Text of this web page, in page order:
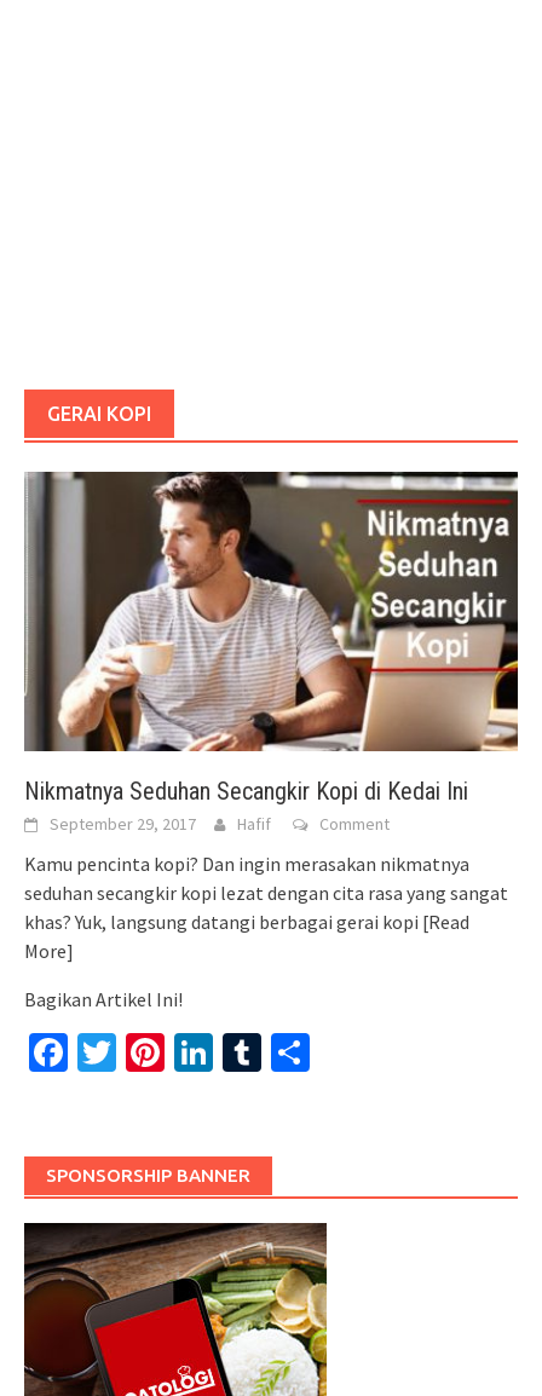
GERAI KOPI
Nikmatnya Seduhan Secangkir Kopi di Kedai Ini
September 29, 2017 Hafif Comment
Kamu pencinta kopi? Dan ingin merasakan nikmatnya
seduhan secangkir kopi lezat dengan cita rasa yang sangat
khas? Yuk, langsung datangi berbagai gerai kopi [Read
More]
Bagikan Artikel Ini!
Facebook
TwitterPinterest
LinkedIn
Tumblr
SPONSORSHIP BANNER